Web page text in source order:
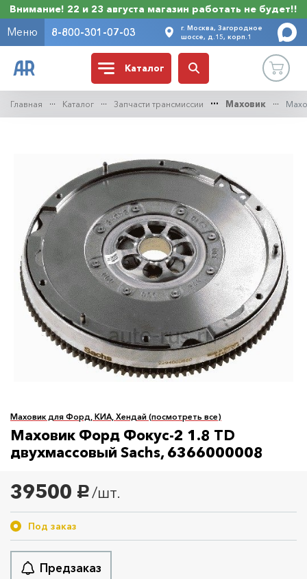
Внимание! 22 и 23 августа магазин работать не будет!!
Меню 8-800-301-07-03
г. Москва, Загородное
шоссе, д.15, корп.1
Каталог
Главная Каталог Запчасти трансмиссии Маховик
Маховик для Форд, КИА, Хендай (посмотреть все)
Маховик Форд Фокус-2 1.8 TD
двухмассовый Sachs, 6366000008
39500 руб. /шт.
Под заказ
Предзаказ